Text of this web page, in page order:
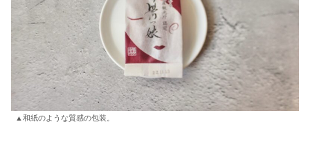
▲和紙のような質感の包装。